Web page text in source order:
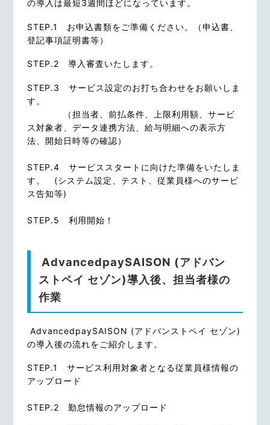
の導入は最短3週間ほどになっています。
STEP.1 お申込書類をご準備ください。（申込書、
登記事項証明書等）
STEP.2 導入審査いたします。
STEP.3 サービス設定のお打ち合わせをお願いしま
す。
（担当者、前払条件、上限利用額、サービ
ス対象者、データ連携方法、給与明細への表示方
法、開始日時等の確認）
STEP.4 サービススタートに向けた準備をいたしま
す。 (システム設定、テスト、従業員様へのサービ
ス告知等)
STEP.5 利用開始！
AdvancedpaySAISON (アドバン
ストペイ セゾン)導入後、担当者様の
作業
AdvancedpaySAISON (アドバンストペイ セゾン)
の導入後の流れをご紹介します。
STEP.1 サービス利用対象者となる従業員様情報の
アップロード
STEP.2 勤怠情報のアップロード